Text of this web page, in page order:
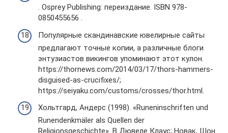
. Osprey Publishing: переиздание. ISBN 978-
0850455656 .
Популярные скандинавские ювелирные сайты
предлагают точные копии, а различные блоги
энтузиастов викингов упоминают этот кулон.
https://thornews.com/2014/03/17/thors-hammers-
disguised-as-crucifixes/;
https://seiyaku.com/customs/crosses/thor.html.
Хольтгард, Андерс (1998). «Runeninschriften und
Runendenkmäler als Quellen der
Religionsgeschichte». В Дювеле Клаус; Новак, Шон